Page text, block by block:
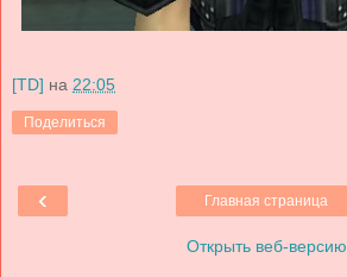
[TD] на 22:05
Поделиться
‹ Главная страница
Открыть веб-версию